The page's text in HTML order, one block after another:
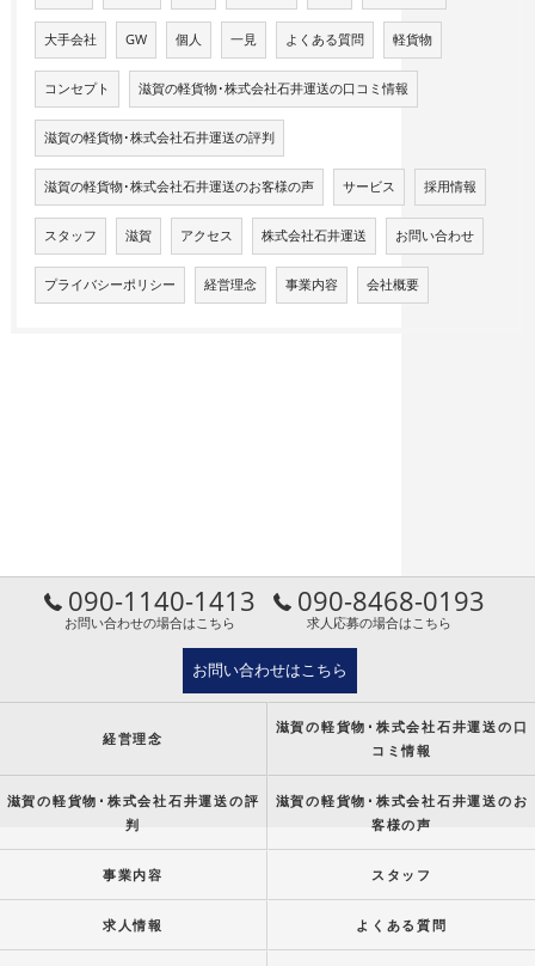
大手会社 GW 個人 一見 よくある質問 軽貨物
コンセプト 滋賀の軽貨物･株式会社石井運送の口コミ情報
滋賀の軽貨物･株式会社石井運送の評判
滋賀の軽貨物･株式会社石井運送のお客様の声 サービス 採用情報
スタッフ 滋賀 アクセス 株式会社石井運送 お問い合わせ
プライバシーポリシー 経営理念 事業内容 会社概要
090-1140-1413
お問い合わせの場合はこちら
090-8468-0193
求人応募の場合はこちら
お問い合わせはこちら
経営理念
滋賀の軽貨物･株式会社石井運送の口
コミ情報
滋賀の軽貨物･株式会社石井運送の評
判
滋賀の軽貨物･株式会社石井運送のお
客様の声
事業内容 スタッフ
求人情報 よくある質問